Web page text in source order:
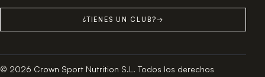
¿TIENES UN CLUB?→
© 2026 Crown Sport Nutrition S.L. Todos los derechos